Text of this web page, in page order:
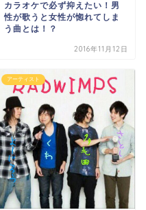
カラオケで必ず抑えたい！男
性が歌うと女性が惚れてしま
う曲とは！？
2016年11月12日
アーティスト